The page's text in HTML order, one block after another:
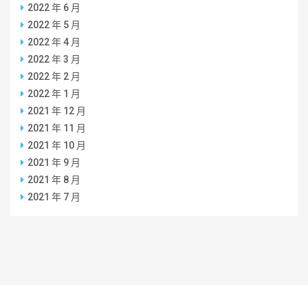
2022 年 6 月
2022 年 5 月
2022 年 4 月
2022 年 3 月
2022 年 2 月
2022 年 1 月
2021 年 12 月
2021 年 11 月
2021 年 10 月
2021 年 9 月
2021 年 8 月
2021 年 7 月